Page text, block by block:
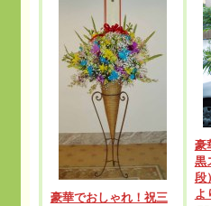
豪華でおしゃれ！祝三
豪
黒
段
よ